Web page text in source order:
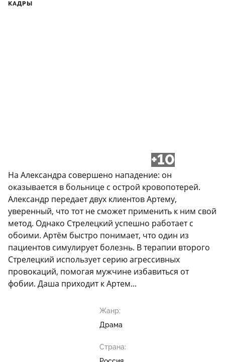
КАДРЫ
+10
На Александра совершено нападение: он
оказывается в больнице с острой кровопотерей.
Александр передает двух клиентов Артему,
уверенный, что тот не сможет применить к ним свой
метод. Однако Стрелецкий успешно работает с
обоими. Артём быстро понимает, что один из
пациентов симулирует болезнь. В терапии второго
Стрелецкий использует серию агрессивных
провокаций, помогая мужчине избавиться от
фобии. Даша приходит к Артем...
Жанр:
Драма
Страна: